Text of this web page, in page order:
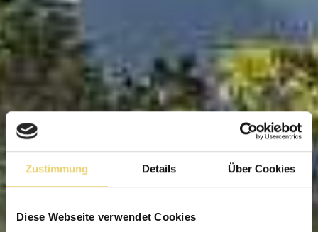
Zustimmung Details Über Cookies
Diese Webseite verwendet Cookies